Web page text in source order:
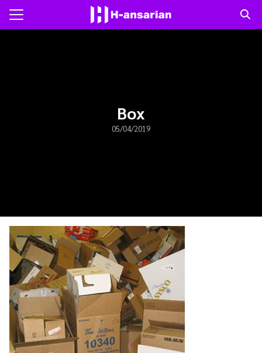
Skip
Box
05/04/2019